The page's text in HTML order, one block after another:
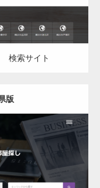
検索サイト
版